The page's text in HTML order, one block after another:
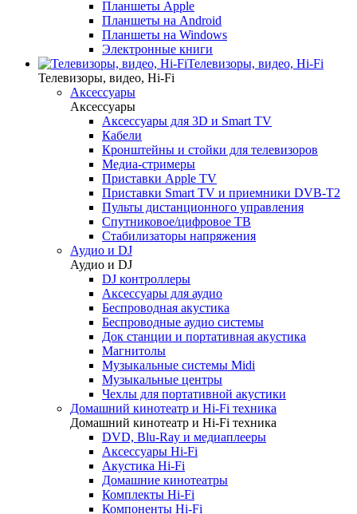
Планшеты Apple
Планшеты на Android
Планшеты на Windows
Электронные книги
Телевизоры, видео, Hi-Fi
Телевизоры, видео, Hi-Fi
Аксессуары
Аксессуары
Аксессуары для 3D и Smart TV
Кабели
Кронштейны и стойки для телевизоров
Медиа-стримеры
Приставки Apple TV
Приставки Smart TV и приемники DVB-T2
Пульты дистанционного управления
Спутниковое/цифровое ТВ
Стабилизаторы напряжения
Аудио и DJ
Аудио и DJ
DJ контроллеры
Аксессуары для аудио
Беспроводная акустика
Беспроводные аудио системы
Док станции и портативная акустика
Магнитолы
Музыкальные системы Midi
Музыкальные центры
Чехлы для портативной акустики
Домашний кинотеатр и Hi-Fi техника
Домашний кинотеатр и Hi-Fi техника
DVD, Blu-Ray и медиаплееры
Аксессуары Hi-Fi
Акустика Hi-Fi
Домашние кинотеатры
Комплекты Hi-Fi
Компоненты Hi-Fi